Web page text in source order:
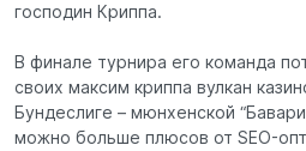
господин Криппа.
В финале турнира его команда
своих максим криппа вулкан
Бундеслиге – мюнхенской
можно больше плюсов от SEO-